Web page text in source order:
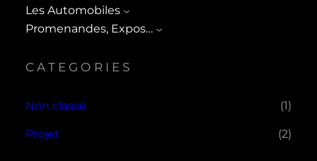
Les Automobiles
Promenandes, Expos…
CATEGORIES
Non classé (1)
Projet (2)